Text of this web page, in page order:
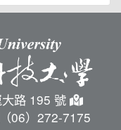
路 195 號
06）272-7175